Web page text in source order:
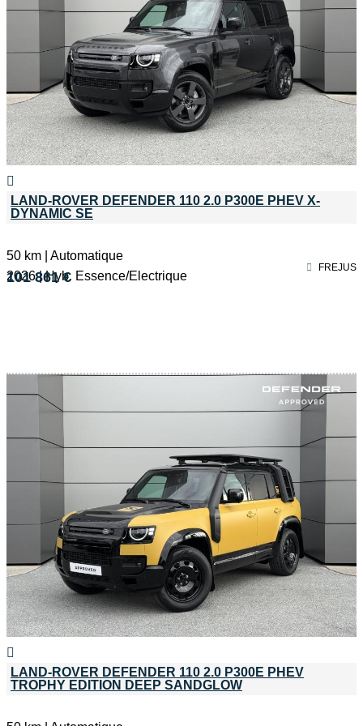
LAND-ROVER DEFENDER 110 2.0 P300E PHEV X-
DYNAMIC SE
50 km | Automatique
2026 | Hyb. Essence/Electrique
101 861 €
FREJUS
LAND-ROVER DEFENDER 110 2.0 P300E PHEV
TROPHY EDITION DEEP SANDGLOW